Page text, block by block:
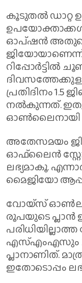
കൂടുതല്‍ ഡാറ്റ
ഓപ്ഷന്‍
റിപ്പോര്‍ട്ടില്‍
പ്രതിദിനം 1.5
നല്‍കുന്നത്.
ഓണ്‍ലൈനായി
അതേസമയം
ഓഫ്‌ലൈന്‍
ലഭ്യമാകൂ.
മൈജിയോ
വോയ്‌സ് ഓണ്‍ലി
രൂപയുടെ പ്ലാന്‍
എസ്എംഎസും 28
പ്ലാനാണിത്.
ഇതോടൊപ്പം